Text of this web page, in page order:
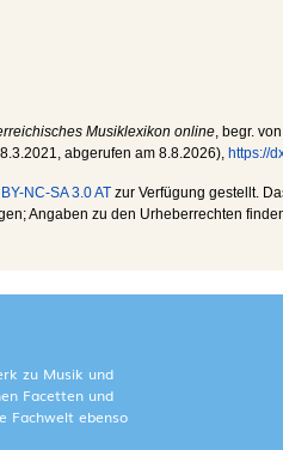
Musiklexikon online , begr.
, abgerufen am 8.8.2026), https://
NC-SA 3.0 AT zur Verfügung gestellt.
Angaben zu den Urheberrechten
zu Musik und
Facetten und
Fachwelt ebenso